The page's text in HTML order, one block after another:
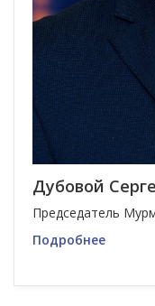
Дубовой
Председатель
Подробнее